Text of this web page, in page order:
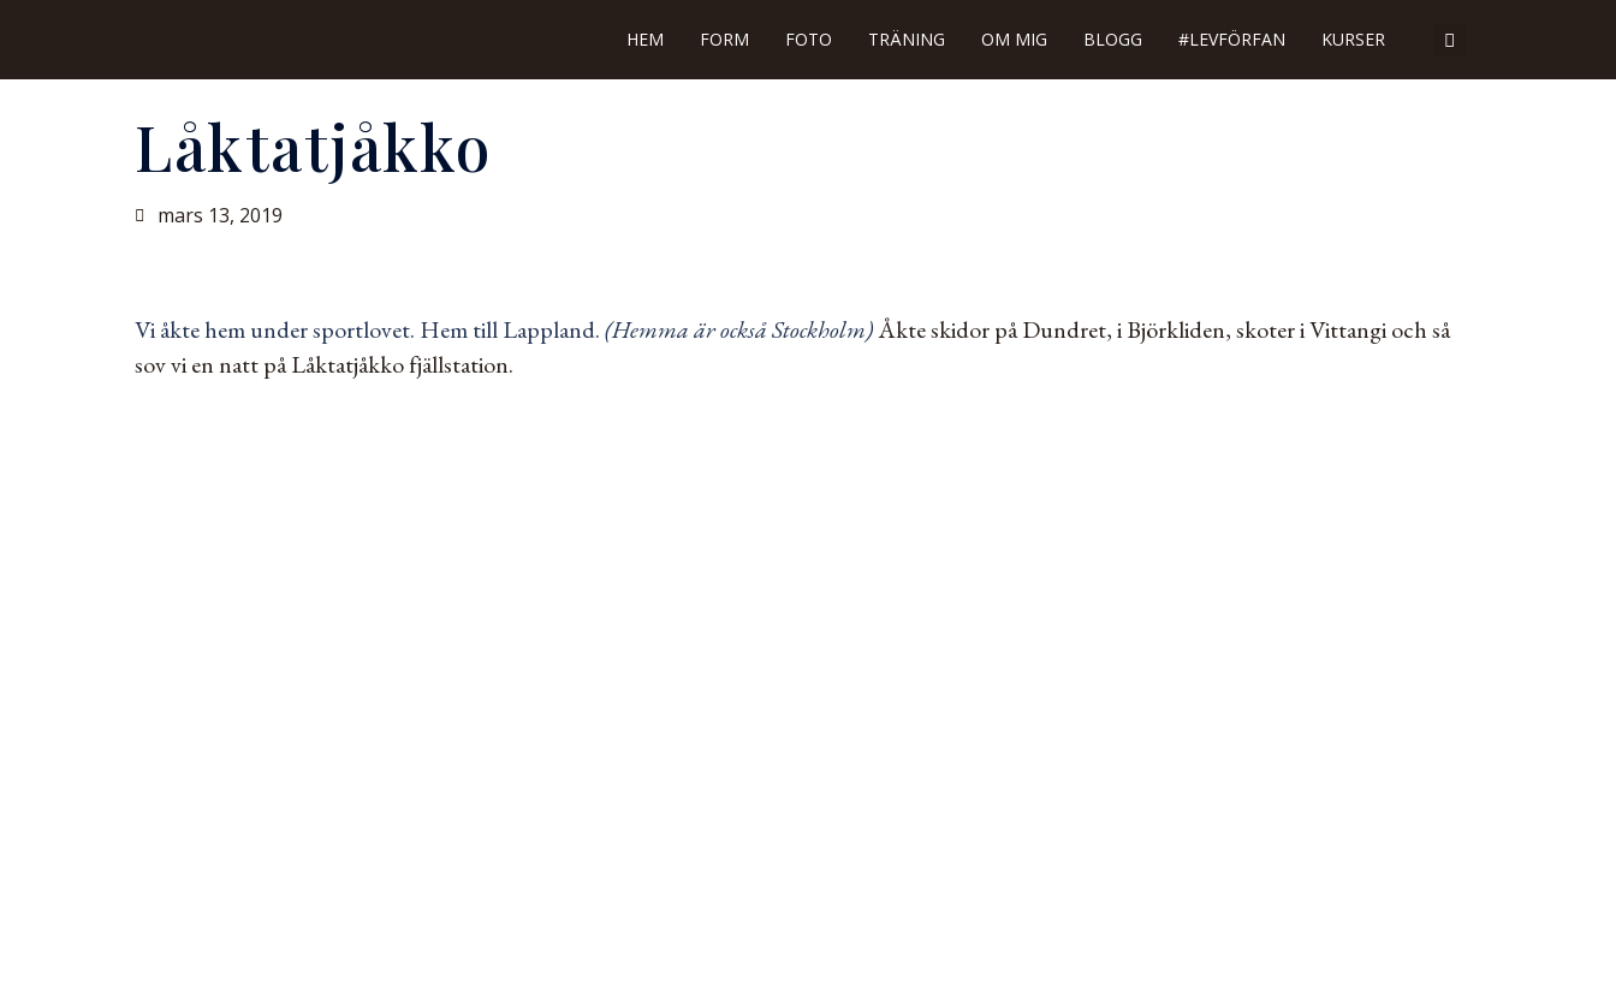
HEM FORM FOTO TRÄNING OM MIG BLOGG #LEVFÖRFAN KURSER
Låktatjåkko
mars 13, 2019
Vi åkte hem under sportlovet. Hem till Lappland.(Hemma är också Stockholm)Åkte skidor på Dundret, i Björkliden, skoter i Vittangi och så
sov vi en natt på Låktatjåkko fjällstation.